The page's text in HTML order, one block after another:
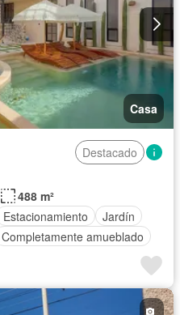
Casa
Destacado
488 m²
Estacionamiento
Jardín
Completamente amueblado